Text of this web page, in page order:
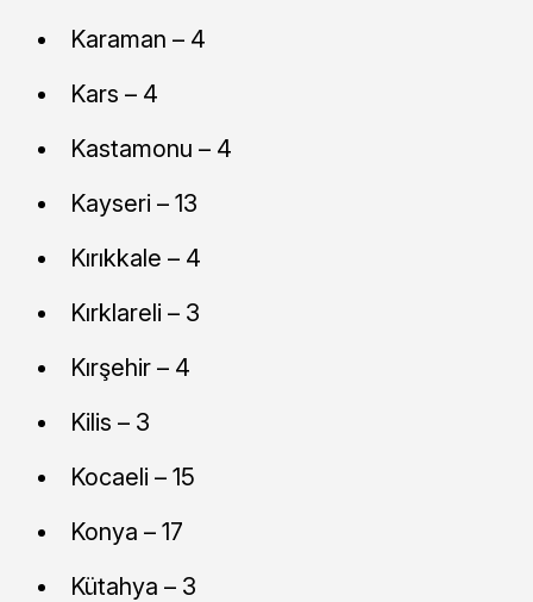
Karaman – 4
Kars – 4
Kastamonu – 4
Kayseri – 13
Kırıkkale – 4
Kırklareli – 3
Kırşehir – 4
Kilis – 3
Kocaeli – 15
Konya – 17
Kütahya – 3